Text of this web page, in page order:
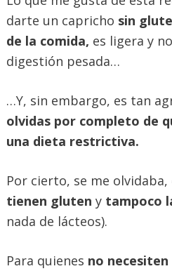
darte un capricho sin
de la comida, es ligera y
digestión pesada…
…Y, sin embargo, es tan
olvidas por completo de
una dieta restrictiva.
Por cierto, se me olvidaba,
tienen gluten y tampoco
nada de lácteos).
Para quienes no